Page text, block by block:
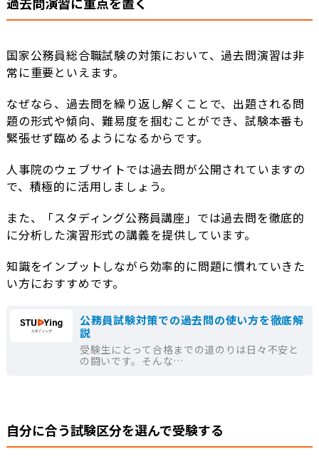
国家公務員総合職試験の対策において、過去問演習は非
常に重要といえます。
なぜなら、過去問を繰り返し解くことで、出題される問
題の形式や傾向、難易度を掴むことができ、試験本番も
緊張せず臨めるようになるからです。
人事院のウェブサイトでは過去問が公開されていますの
で、積極的に活用しましょう。
また、「スタディング公務員講座」では過去問を徹底的
に分析した演習形式の講義を提供しています。
知識をインプットしながら効率的に問題に慣れていきた
い方におすすめです。
公務員試験対策での過去問の使い方を徹底解
説
受験生にとって合格までの道のりは日々不安と
の闘いです。そんな…
自分に合う試験区分を選んで受験する